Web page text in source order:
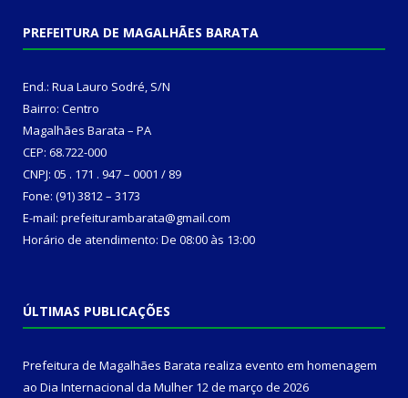
PREFEITURA DE MAGALHÃES BARATA
End.: Rua Lauro Sodré, S/N
Bairro: Centro
Magalhães Barata – PA
CEP: 68.722-000
CNPJ: 05 . 171 . 947 – 0001 / 89
Fone: (91) 3812 – 3173
E-mail: prefeiturambarata@gmail.com
Horário de atendimento: De 08:00 às 13:00
ÚLTIMAS PUBLICAÇÕES
Prefeitura de Magalhães Barata realiza evento em homenagem
ao Dia Internacional da Mulher 12 de março de 2026